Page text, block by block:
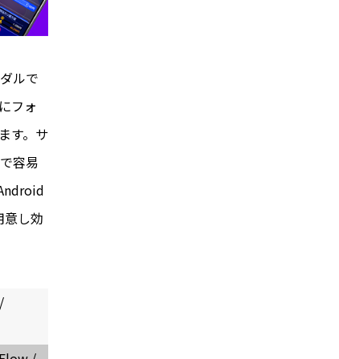
ルで
フォ
す。サ
容易
意し効